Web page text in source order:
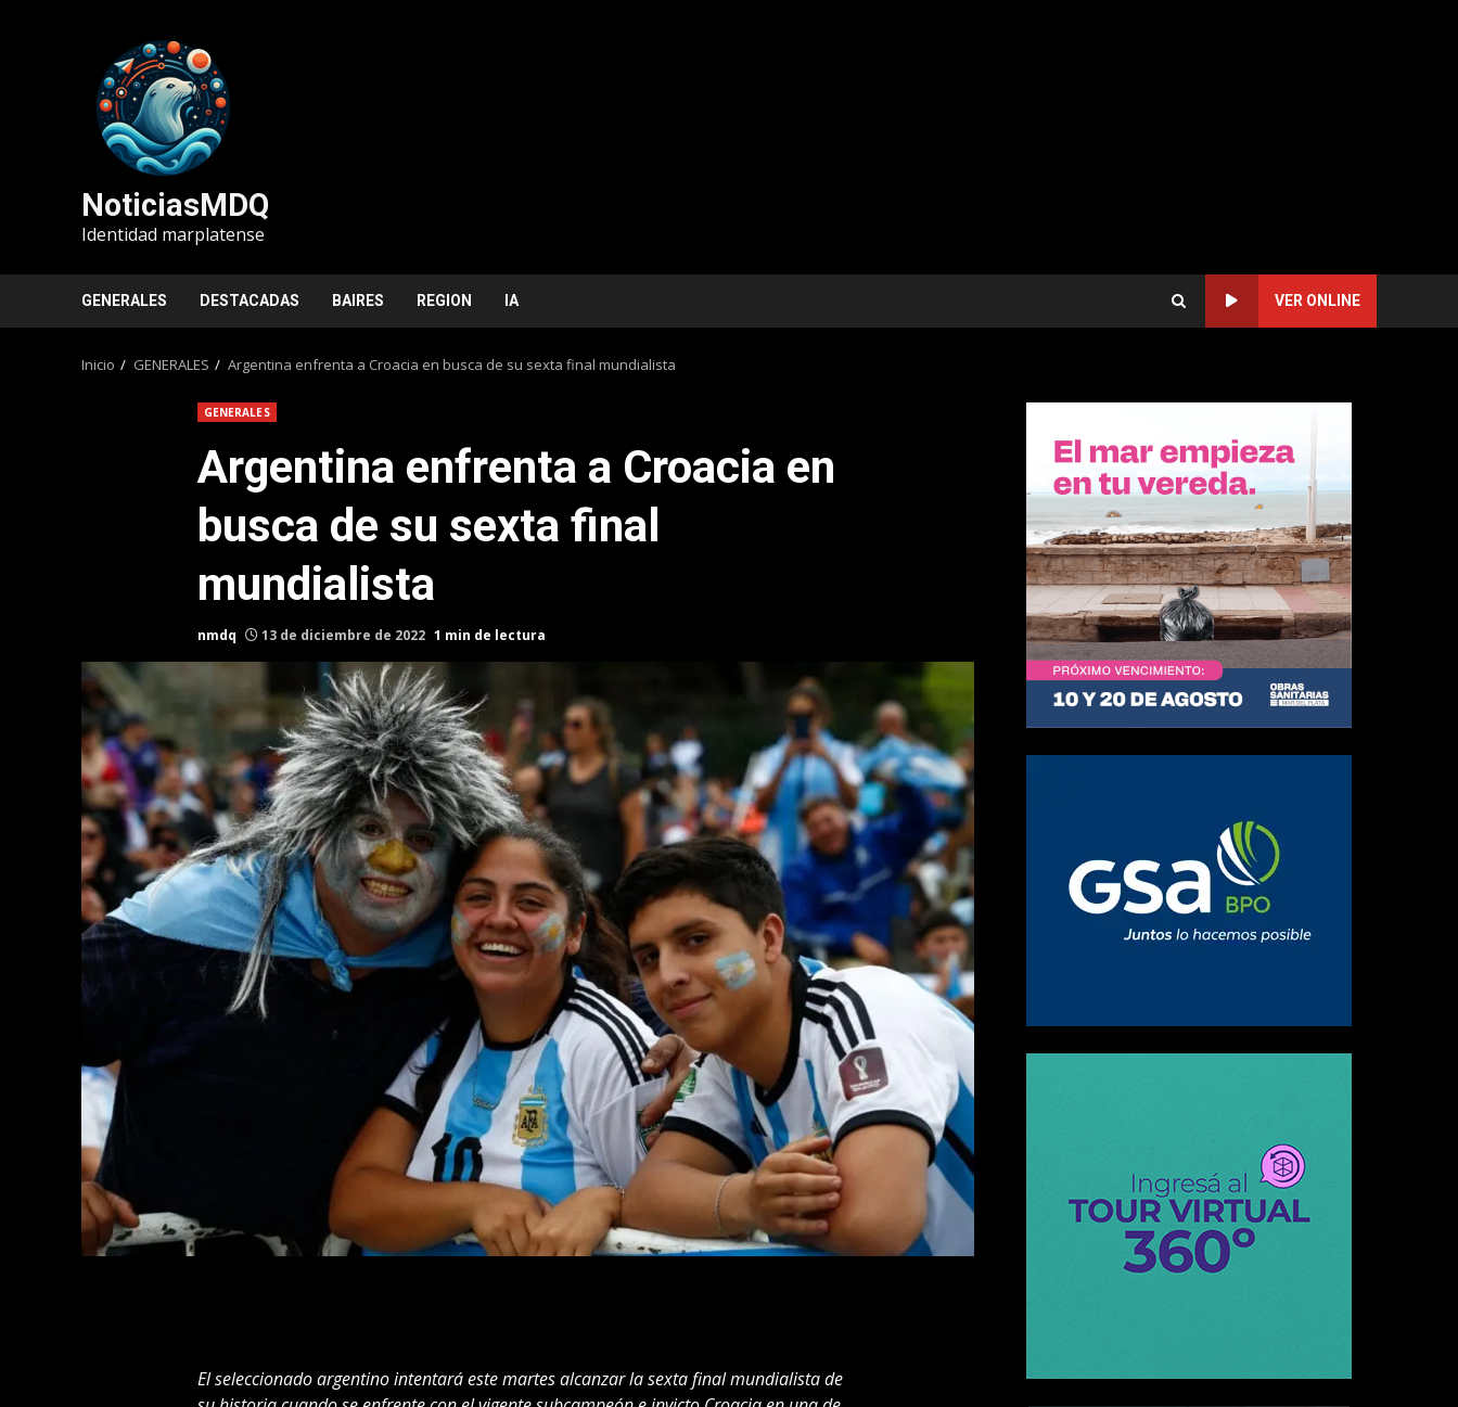
NoticiasMDQ
Identidad marplatense
GENERALES DESTACADAS BAIRES REGION IA VER ONLINE
Inicio GENERALES Argentina enfrenta a Croacia en busca de su sexta final mundialista
GENERALES
Argentina enfrenta a Croacia en
busca de su sexta final
mundialista
nmdq 13 de diciembre de 2022 1 min de lectura
El seleccionado argentino intentará este martes alcanzar la sexta final mundialista de